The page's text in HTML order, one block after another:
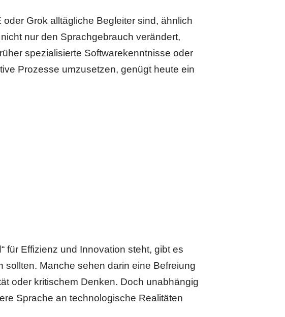
Grok alltägliche Begleiter sind, ähnlich
nur den Sprachgebrauch verändert,
spezialisierte Softwarekenntnisse oder
Prozesse umzusetzen, genügt heute ein
für Effizienz und Innovation steht, gibt es
sollten. Manche sehen darin eine Befreiung
oder kritischem Denken. Doch unabhängig
Sprache an technologische Realitäten